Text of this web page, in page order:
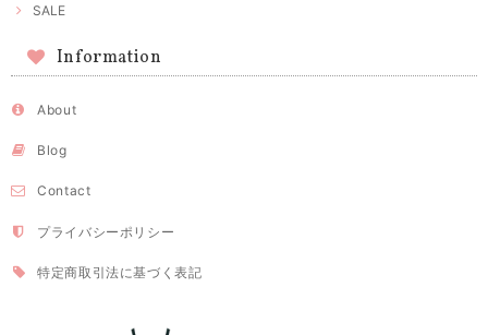
SALE
Information
About
Blog
Contact
プライバシーポリシー
特定商取引法に基づく表記